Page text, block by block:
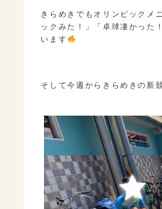
きらめきでもオリンピックメ
ックみた！」「卓球凄かった
います
そして今週からきらめきの新